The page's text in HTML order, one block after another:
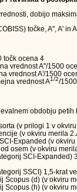
dobijo
točke, A'', A' in A
točk ocena 4
vrednost A''/1500
vrednost A'/1500
vrednost A1/2/
obdobju
(v prilogi 1 v
(v okviru merila
Expanded (v okviru
osem (v okviru
SCI-
SSCI) 1,5-krat
Scopus (d) (v okviru
Scopus (h) (v okviru